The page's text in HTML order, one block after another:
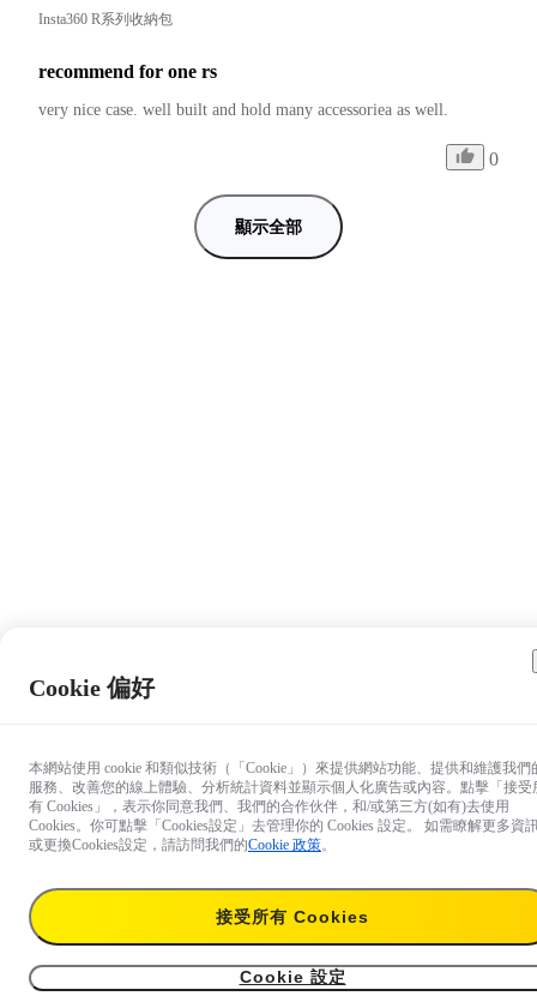
Insta360 R系列收納包
recommend for one rs
very nice case. well built and hold many accessoriea as well.
0
顯示全部
HK$159
Insta360 R系列收納包
接受通知
Cookie 偏好
本網站使用 cookie 和類似技術（「Cookie」）來提供網站功能、提供和維護我們
服務、改善您的線上體驗、分析統計資料並顯示個人化廣告或內容。點擊「接受
有 Cookies」，表示你同意我們、我們的合作伙伴，和/或第三方(如有)去使用
Cookies。你可點擊「Cookies設定」去管理你的 Cookies 設定。 如需瞭解更多資
或更換Cookies設定，請訪問我們的Cookie 政策。
接受所有 Cookies
Cookie 設定